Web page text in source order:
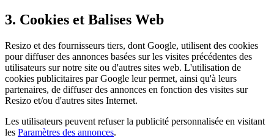
3. Cookies et Balises Web
Resizo et des fournisseurs tiers, dont Google, utilisent des cookies
pour diffuser des annonces basées sur les visites précédentes des
utilisateurs sur notre site ou d'autres sites web. L'utilisation de
cookies publicitaires par Google leur permet, ainsi qu'à leurs
partenaires, de diffuser des annonces en fonction des visites sur
Resizo et/ou d'autres sites Internet.
Les utilisateurs peuvent refuser la publicité personnalisée en visitant
les Paramètres des annonces.